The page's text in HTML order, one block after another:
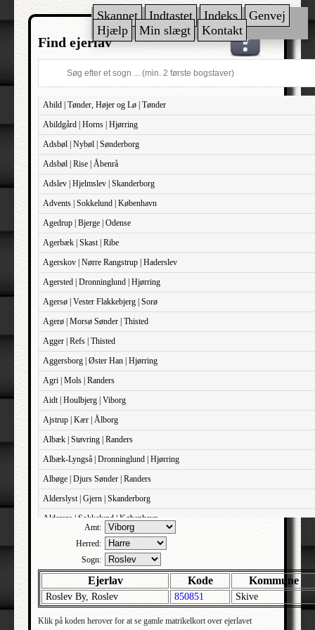
Skannet Indtastet Indeks
Genvej
Hjælp
Min slægt Kontakt
Find ejerlav
Abild | Tønder, Højer og Lø | Tønder
Abildgård | Horns | Hjørring
Adsbøl | Nybøl | Sønderborg
Adsbøl | Rise | Åbenrå
Adslev | Hjelmslev | Skanderborg
Advents | Sokkelund | København
Agedrup | Bjerge | Odense
Agerbæk | Skast | Ribe
Agerskov | Nørre Rangstrup | Haderslev
Agersted | Dronninglund | Hjørring
Agersø | Vester Flakkebjerg | Sorø
Agerø | Morsø Sønder | Thisted
Agger | Refs | Thisted
Aggersborg | Øster Han | Hjørring
Agri | Mols | Randers
Aidt | Houlbjerg | Viborg
Ajstrup | Kær | Ålborg
Albæk | Støvring | Randers
Albæk-Lyngså | Dronninglund | Hjørring
Albøge | Djurs Sønder | Randers
Alderslyst | Gjern | Skanderborg
Aldersro | Sokkelund | København
Allehelgens | Sokkelund | København
Aller | Sønder Tyrstrup | Haderslev
Allerslev | Bårse | Præstø
Allerslev | Voldborg | Roskilde
Allerup | Åsum | Odense
Amt:
Herred:
Sogn:
Ejerlav Kode Kommune
Roslev By, Roslev 850851 Skive
Klik på koden herover for at se gamle matrikelkort over ejerlavet